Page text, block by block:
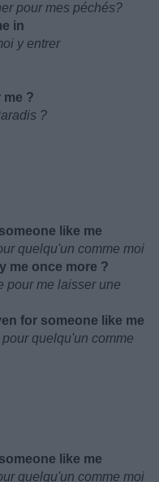
pour mes péchés?
in
y entrer
me ?
?
like me
quelqu'un comme moi
me once more ?
pour me laisser une
for someone like me
quelqu'un comme
like me
quelqu'un comme moi